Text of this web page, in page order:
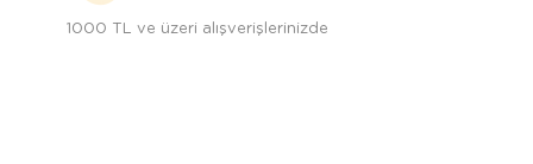
1000 TL ve üzeri alışverişlerinizde